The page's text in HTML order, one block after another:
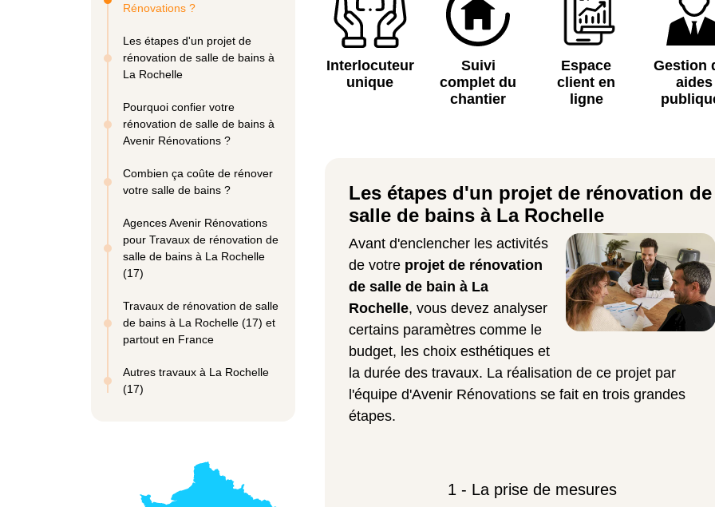
Rénovations ?
Les étapes d'un projet de
rénovation de salle de bains à
La Rochelle
Pourquoi confier votre
rénovation de salle de bains à
Avenir Rénovations ?
Combien ça coûte de rénover
votre salle de bains ?
Agences Avenir Rénovations
pour Travaux de rénovation de
salle de bains à La Rochelle
(17)
Travaux de rénovation de salle
de bains à La Rochelle (17) et
partout en France
Autres travaux à La Rochelle
(17)
Interlocuteur
unique
Suivi
complet du
chantier
Espace
client en
ligne
Gestion
aides
Les étapes d'un projet de rénovation de
salle de bains à La Rochelle
Avant d'enclencher les activités
de votre projet de rénovation
de salle de bain à La
Rochelle, vous devez analyser
certains paramètres comme le
budget, les choix esthétiques et
la durée des travaux. La réalisation de ce projet par
l'équipe d'Avenir Rénovations se fait en trois grandes
étapes.
1 - La prise de mesures